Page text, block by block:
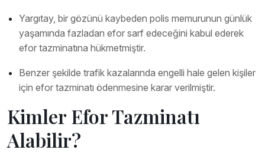
Yargıtay, bir gözünü kaybeden polis memurunun günlük
yaşamında fazladan efor sarf edeceğini kabul ederek
efor tazminatına hükmetmiştir.
Benzer şekilde trafik kazalarında engelli hale gelen kişiler
için efor tazminatı ödenmesine karar verilmiştir.
Kimler Efor Tazminatı
Alabilir?